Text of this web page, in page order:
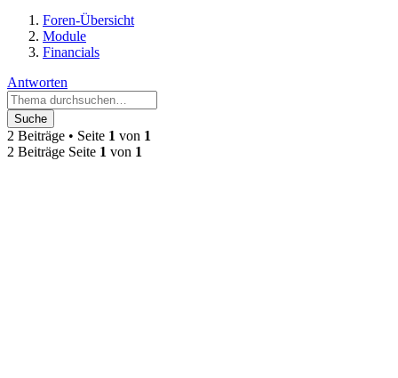
Foren-Übersicht
Module
Financials
Antworten
Suche
2 Beiträge • Seite 1 von 1
2 Beiträge Seite 1 von 1